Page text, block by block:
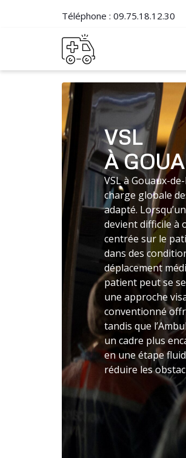
Téléphone : 09.75.18.12.30
VSL
À
VSL à Gouaux-
charge globale
adapté.
devient difficile à
centrée sur le
dans des
déplacement
patient peut se
une approche
conventionné
tandis que
un cadre plus
en une étape
réduire les